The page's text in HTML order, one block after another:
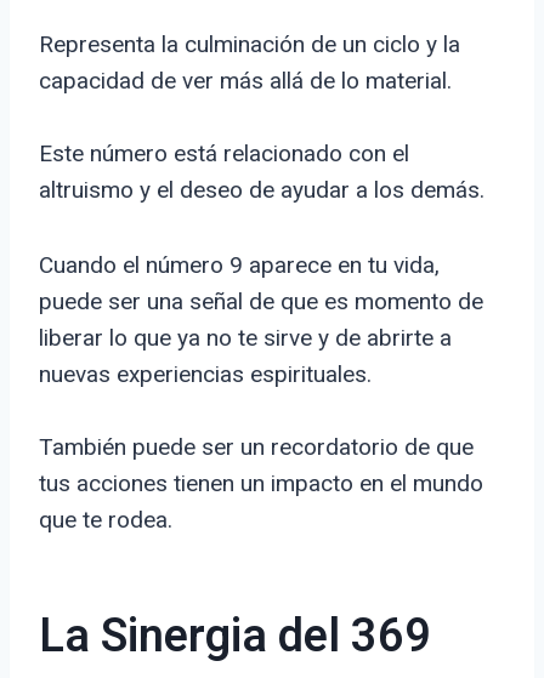
Representa la culminación de un ciclo y la
capacidad de ver más allá de lo material.
Este número está relacionado con el
altruismo y el deseo de ayudar a los demás.
Cuando el número 9 aparece en tu vida,
puede ser una señal de que es momento de
liberar lo que ya no te sirve y de abrirte a
nuevas experiencias espirituales.
También puede ser un recordatorio de que
tus acciones tienen un impacto en el mundo
que te rodea.
La Sinergia del 369